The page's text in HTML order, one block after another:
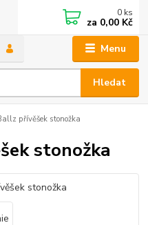
Menu
Hledat
0 ks
za 0,00 Kč
přívěšek stonožka
stonožka